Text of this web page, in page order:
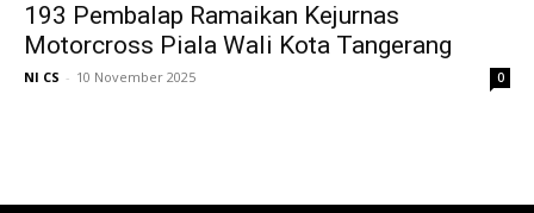
193 Pembalap Ramaikan Kejurnas
Motorcross Piala Wali Kota Tangerang
NI CS - 10 November 2025 0